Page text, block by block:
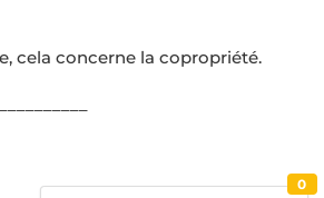
cela concerne la copropriété.
0